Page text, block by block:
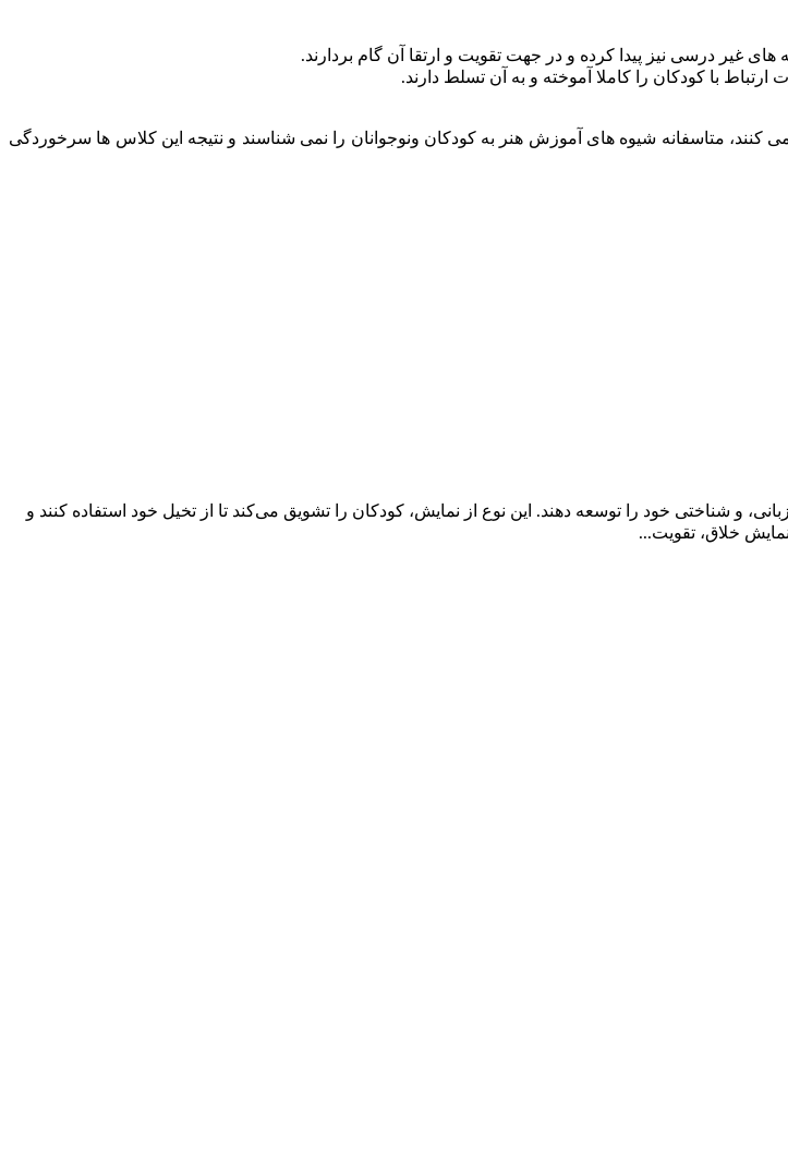
متاسفانه شیوه های آموزش هنر به کودکان و‌نوجوانان را نمی شناسند و نتیجه این کلاس ها سرخوردگی
و شناختی خود را توسعه دهند. این نوع از نمایش، کودکان را تشویق می‌کند تا از تخیل خود استفاده کنند و
خلاق، تقویت...